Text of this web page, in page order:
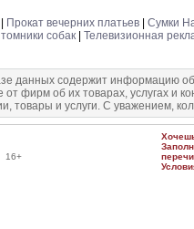
Прокат вечерних платьев
Сумки
собак
Телевизионная
данных содержит информацию
фирм об их товарах, услугах и
товары и услуги. С уважением,
16+